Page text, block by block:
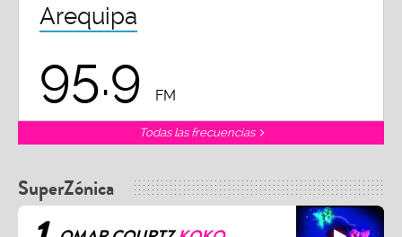
Arequipa
95.9 FM
Todas las frecuencias
SuperZónica